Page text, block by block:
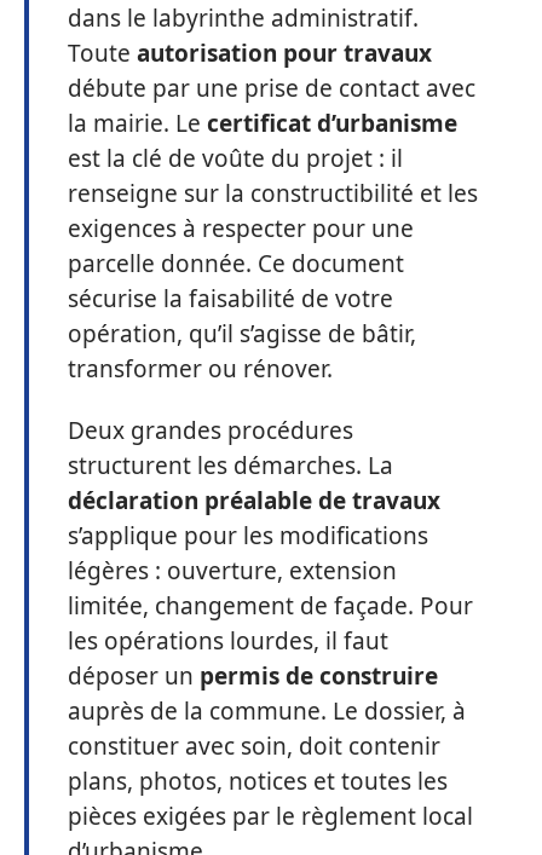
dans le labyrinthe administratif.
Toute autorisation pour travaux
débute par une prise de contact avec
la mairie. Le certificat d’urbanisme
est la clé de voûte du projet : il
renseigne sur la constructibilité et les
exigences à respecter pour une
parcelle donnée. Ce document
sécurise la faisabilité de votre
opération, qu’il s’agisse de bâtir,
transformer ou rénover.
Deux grandes procédures
structurent les démarches. La
déclaration préalable de travaux
s’applique pour les modifications
légères : ouverture, extension
limitée, changement de façade. Pour
les opérations lourdes, il faut
déposer un permis de construire
auprès de la commune. Le dossier, à
constituer avec soin, doit contenir
plans, photos, notices et toutes les
pièces exigées par le règlement local